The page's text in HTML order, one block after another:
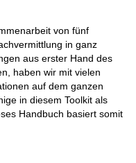
von fünf
in ganz
aus erster Hand des
haben wir mit vielen
auf dem ganzen
in diesem Toolkit als
Handbuch basiert somit